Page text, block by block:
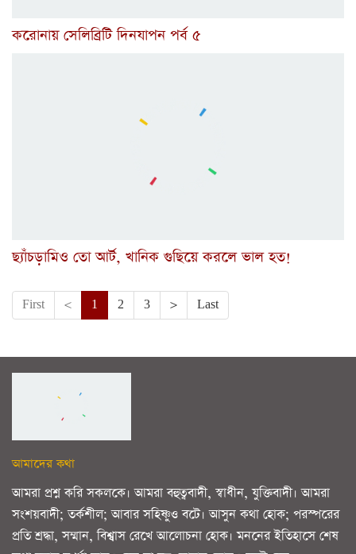
করোনায় সেলিব্রিটি দিনযাপন পর্ব ৫
ছ্যাঁচড়ামিও তো আর্ট, খানিক গুছিয়ে করলে ভাল হত!
First < 1 2 3 > Last
আমাদের কথা
আমরা প্রশ্ন করি সকলকে। আমরা বহুত্ববাদী, স্বাধীন, যুক্তিবাদী। আমরা
সংশয়বাদী; তর্কশীল; আবার সহিষ্ণুও বটে। আসুন কথা হোক; পরস্পরের
প্রতি শ্রদ্ধা, সম্মান, বিশ্বাস রেখে আলোচনা হোক। মননের ইতিহাসে শেষ